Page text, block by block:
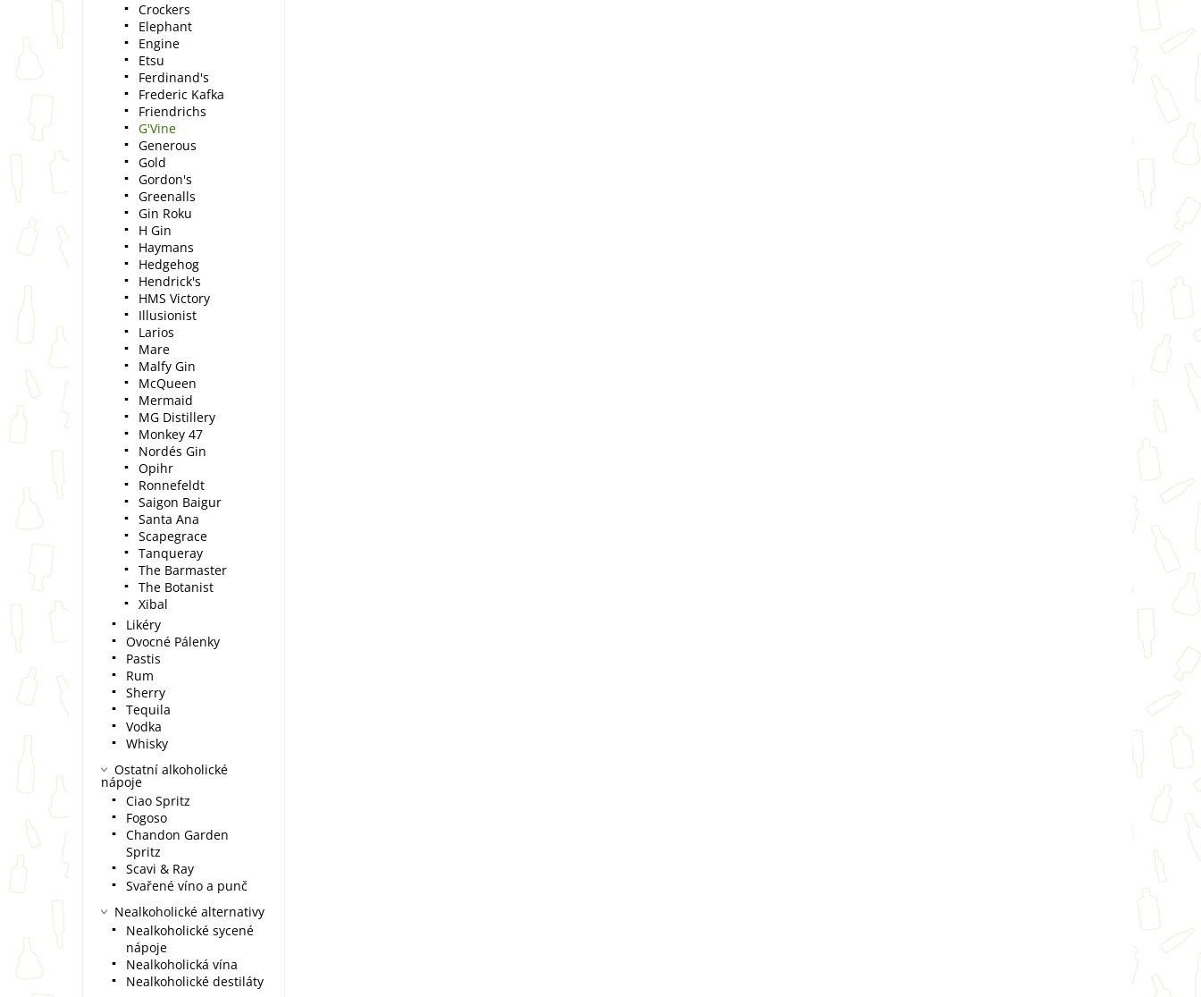
Crockers
Elephant
Engine
Etsu
Ferdinand's
Frederic Kafka
Friendrichs
G'Vine
Generous
Gold
Gordon's
Greenalls
Gin Roku
H Gin
Haymans
Hedgehog
Hendrick's
HMS Victory
Illusionist
Larios
Mare
Malfy Gin
McQueen
Mermaid
MG Distillery
Monkey 47
Nordés Gin
Opihr
Ronnefeldt
Saigon Baigur
Santa Ana
Scapegrace
Tanqueray
The Barmaster
The Botanist
Xibal
Likéry
Ovocné Pálenky
Pastis
Rum
Sherry
Tequila
Vodka
Whisky
Ostatní alkoholické
nápoje
Ciao Spritz
Fogoso
Chandon Garden
Spritz
Scavi & Ray
Svařené víno a punč
Nealkoholické alternativy
Nealkoholické sycené
nápoje
Nealkoholická vína
Nealkoholické destiláty